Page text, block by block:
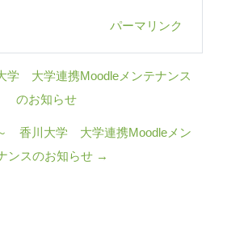
パーマリンク
大学連携Moodleメンテナンス
のお知らせ
香川大学 大学連携Moodleメン
ンスのお知らせ →